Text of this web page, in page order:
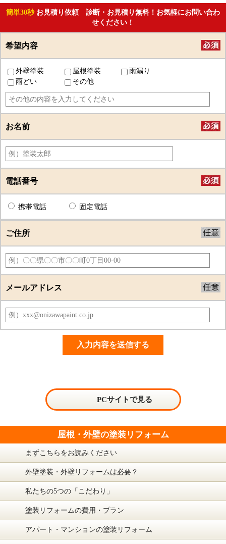
簡単30秒 お見積り依頼 診断・お見積り無料！お気軽にお問い合わ
せください！
希望内容
外壁塗装 屋根塗装
雨漏り
雨どい
その他
お名前
電話番号
携帯電話 固定電話
ご住所
メールアドレス
PCサイトで見る
屋根・外壁の塗装リフォーム
まずこちらをお読みください
外壁塗装・外壁リフォームは必要？
私たちの5つの「こだわり」
塗装リフォームの費用・プラン
アパート・マンションの塗装リフォーム